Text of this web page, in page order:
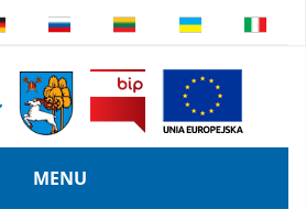
MENU